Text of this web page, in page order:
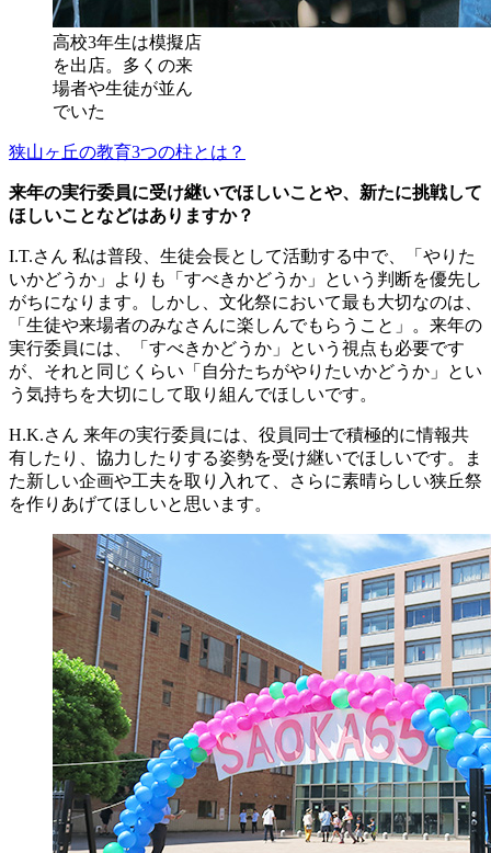
高校3年生は模擬店
を出店。多くの来
場者や生徒が並ん
でいた
狭山ヶ丘の教育3つの柱とは？
来年の実行委員に受け継いでほしいことや、新たに挑戦して
ほしいことなどはありますか？
I.T.さん 私は普段、生徒会長として活動する中で、「やりた
いかどうか」よりも「すべきかどうか」という判断を優先し
がちになります。しかし、文化祭において最も大切なのは、
「生徒や来場者のみなさんに楽しんでもらうこと」。来年の
実行委員には、「すべきかどうか」という視点も必要です
が、それと同じくらい「自分たちがやりたいかどうか」とい
う気持ちを大切にして取り組んでほしいです。
H.K.さん 来年の実行委員には、役員同士で積極的に情報共
有したり、協力したりする姿勢を受け継いでほしいです。ま
た新しい企画や工夫を取り入れて、さらに素晴らしい狭丘祭
を作りあげてほしいと思います。